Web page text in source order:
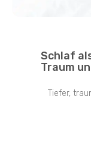
Schlaf
Traum
Tiefer,